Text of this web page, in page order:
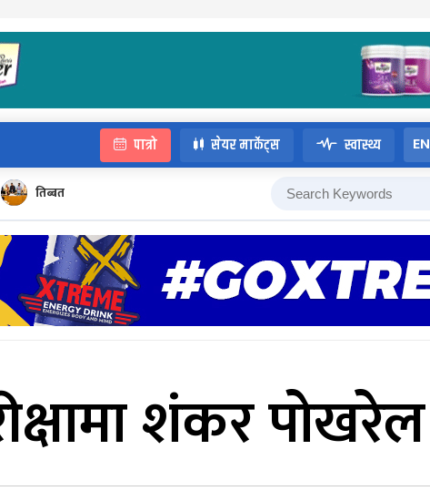
पात्रो सेयर मार्केट्स स्वास्थ्य EN
तिब्बत
शंकर पोखरेल